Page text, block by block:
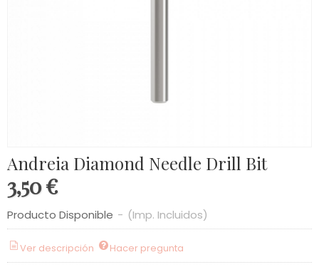
Andreia Diamond Needle Drill Bit
3,50 €
Producto Disponible - (Imp. Incluidos)
Ver descripción Hacer pregunta